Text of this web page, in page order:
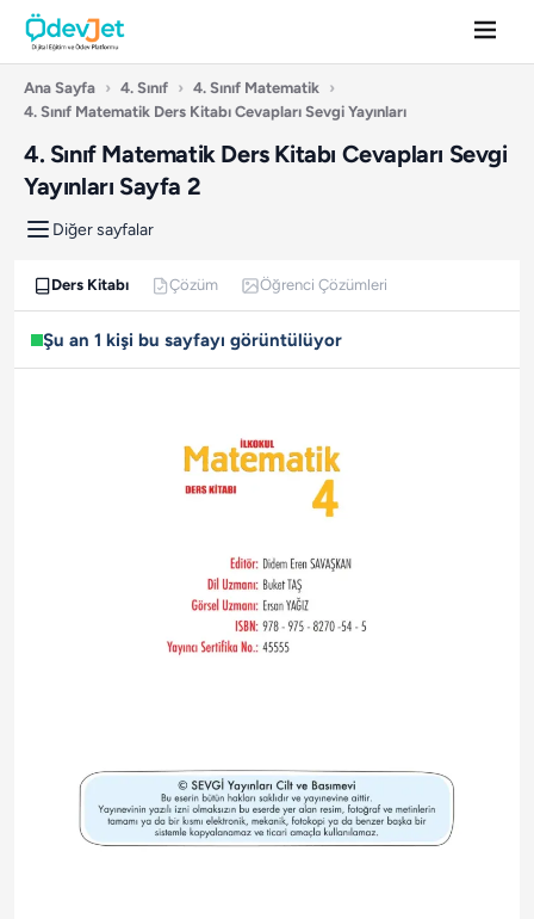
Ana Sayfa › 4. Sınıf › 4. Sınıf Matematik ›
4. Sınıf Matematik Ders Kitabı Cevapları Sevgi Yayınları
4. Sınıf Matematik Ders Kitabı Cevapları Sevgi
Yayınları Sayfa 2
Diğer sayfalar
Ders Kitabı Çözüm Öğrenci Çözümleri
Şu an 1 kişi bu sayfayı görüntülüyor